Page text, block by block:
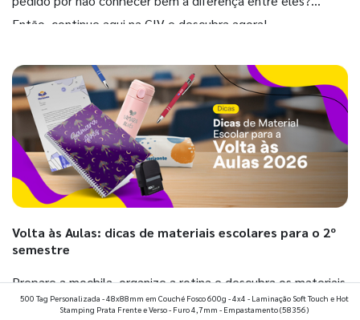
Então, continue aqui na GIV e descubra agora!
Volta às Aulas: dicas de materiais escolares para o 2º
semestre
Prepare a mochila, organize a rotina e descubra os materiais
que fazem toda diferença para começar o segundo
500 Tag Personalizada - 48x88mm em Couché Fosco 600g - 4x4 - Laminação Soft Touch e Hot
Stamping Prata Frente e Verso - Furo 4,7mm - Empastamento(58356)